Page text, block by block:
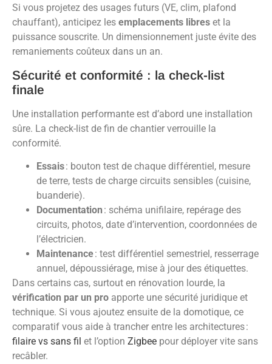
Si vous projetez des usages futurs (VE, clim, plafond
chauffant), anticipez les emplacements libres et la
puissance souscrite. Un dimensionnement juste évite des
remaniements coûteux dans un an.
Sécurité et conformité : la check-list
finale
Une installation performante est d’abord une installation
sûre. La check-list de fin de chantier verrouille la
conformité.
Essais: bouton test de chaque différentiel, mesure
de terre, tests de charge circuits sensibles (cuisine,
buanderie).
Documentation : schéma unifilaire, repérage des
circuits, photos, date d’intervention, coordonnées de
l’électricien.
Maintenance: test différentiel semestriel, resserrage
annuel, dépoussiérage, mise à jour des étiquettes.
Dans certains cas, surtout en rénovation lourde, la
vérification par un pro apporte une sécurité juridique et
technique. Si vous ajoutez ensuite de la domotique, ce
comparatif vous aide à trancher entre les architectures :
filaire vs sans fil et l’option Zigbee pour déployer vite sans
recâbler.